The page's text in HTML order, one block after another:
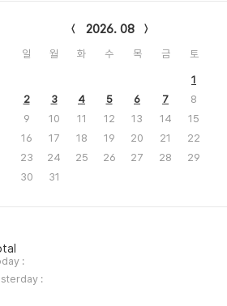
2026. 08
일 월 화 수 목 금 토
1
2
3 4 5 6 7
8
9
10 11 12 13 14
15
16
17 18 19 20 21
22
23
24 25 26 27 28
29
30
31
:
: